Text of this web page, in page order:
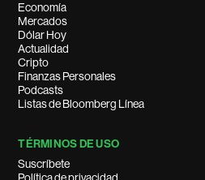
Economía
Mercados
Dólar Hoy
Actualidad
Cripto
Finanzas Personales
Podcasts
Listas de Bloomberg Línea
TÉRMINOS DE USO
Suscríbete